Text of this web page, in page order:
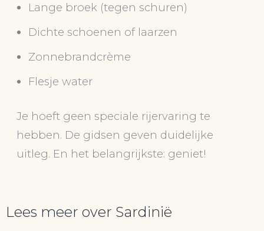
Lange broek (tegen schuren)
Dichte schoenen of laarzen
Zonnebrandcrème
Flesje water
Je hoeft geen speciale rijervaring te
hebben. De gidsen geven duidelijke
uitleg. En het belangrijkste: geniet!
Lees meer over Sardinië